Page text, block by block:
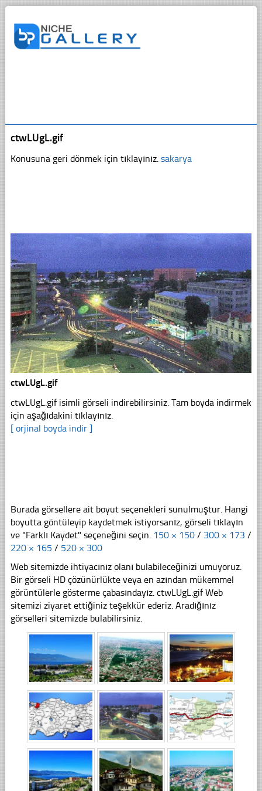
ctwLUgL.gif
Konusuna geri dönmek için tıklayınız. sakarya
ctwLUgL.gif
ctwLUgL.gif isimli görseli indirebilirsiniz. Tam boyda indirmek
için aşağıdakini tıklayınız.
[ orjinal boyda indir ]
Burada görsellere ait boyut seçenekleri sunulmuştur. Hangi
boyutta göntüleyip kaydetmek istiyorsanız, görseli tıklayın
ve "Farklı Kaydet" seçeneğini seçin. 150 × 150 / 300 × 173 /
220 × 165 / 520 × 300
Web sitemizde ihtiyacınız olanı bulabileceğinizi umuyoruz.
Bir görseli HD çözünürlükte veya en azından mükemmel
görüntülerle gösterme çabasındayız. ctwLUgL.gif Web
sitemizi ziyaret ettiğiniz teşekkür ederiz. Aradığınız
görselleri sitemizde bulabilirsiniz.